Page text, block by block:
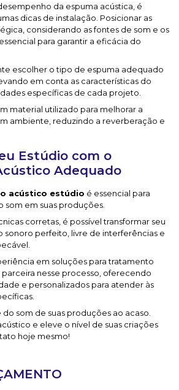
da espuma acústica, é
dicas de instalação. Posicionar as
considerando as fontes de som e os
para garantir a eficácia do
escolher o tipo de espuma adequado
em conta as características do
específicas de cada projeto.
material utilizado para melhorar a
ambiente, reduzindo a reverberação e
Estúdio com o
Adequado
acústico estúdio é essencial para
som em suas produções.
corretas, é possível transformar seu
sonoro perfeito, livre de interferências e
em soluções para tratamento
parceira nesse processo, oferecendo
e personalizados para atender às
som de suas produções ao acaso.
e eleve o nível de suas criações
hoje mesmo!